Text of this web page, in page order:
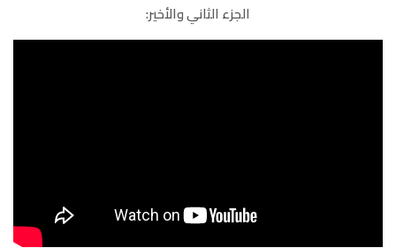
الجزء الثاني والأخير: